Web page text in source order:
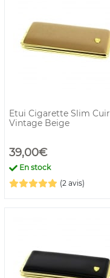
Etui Cigarette Slim Cuir
Vintage Beige
39,00€
En stock
(2 avis)